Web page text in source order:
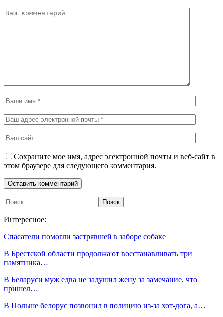
Сохраните мое имя, адрес электронной почты и веб-сайт в
этом браузере для следующего комментария.
Интересное:
Спасатели помогли застрявшей в заборе собаке
В Брестской области продолжают восстанавливать три
памятника…
В Беларуси муж едва не задушил жену за замечание, что
пришел…
В Польше белорус позвонил в полицию из-за хот-дога, а…